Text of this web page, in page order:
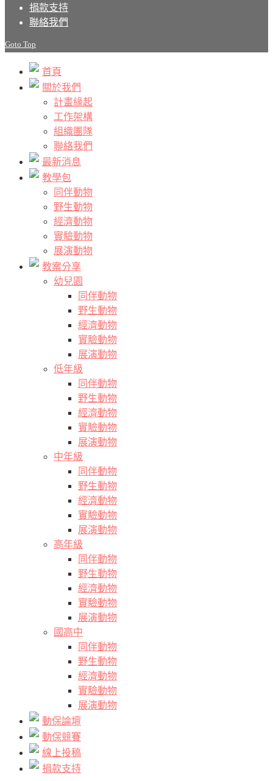
捐款支持
聯絡我們
Goto Top
首頁
關於我們
計畫緣起
工作架構
組織團隊
聯絡我們
最新消息
教學包
同伴動物
野生動物
經濟動物
實驗動物
展演動物
教案分享
幼兒園
同伴動物
野生動物
經濟動物
實驗動物
展演動物
低年級
同伴動物
野生動物
經濟動物
實驗動物
展演動物
中年級
同伴動物
野生動物
經濟動物
實驗動物
展演動物
高年級
同伴動物
野生動物
經濟動物
實驗動物
展演動物
國高中
同伴動物
野生動物
經濟動物
實驗動物
展演動物
動保論壇
動保競賽
線上投稿
捐款支持